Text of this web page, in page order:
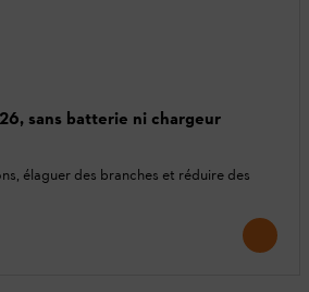
sans batterie ni chargeur
élaguer des branches et réduire des